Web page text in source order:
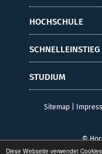
Diese Webseite verwendet
HOCHSCHULE
SCHNELLEINSTIEG
STUDIUM
Sitemap|
©